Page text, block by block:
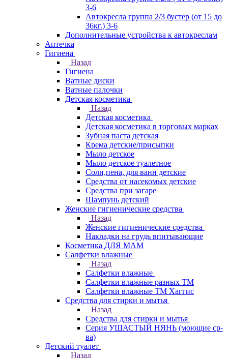
3-6
Автокресла группа 2/3 бустер (от 15 до
36кг.) 3-6
Дополнительные устройства к автокреслам
Аптечка
Гигиена
Назад
Гигиена
Ватные диски
Ватные палочки
Детская косметика
Назад
Детская косметика
Детская косметика в торговых марках
Зубная паста детская
Крема детские/присыпки
Мыло детское
Мыло детское туалетное
Соли,пена, для ванн детские
Средства от насекомых детские
Средства при загаре
Шампунь детский
Женские гигиенические средства
Назад
Женские гигиенические средства
Накладки на грудь впитывающие
Косметика ДЛЯ МАМ
Салфетки влажные
Назад
Салфетки влажные
Салфетки влажные разных ТМ
Салфетки влажные ТМ Хаггис
Средства для стирки и мытья
Назад
Средства для стирки и мытья
Серия УШАСТЫЙ НЯНЬ (моющие ср-
ва)
Детский туалет
Назад